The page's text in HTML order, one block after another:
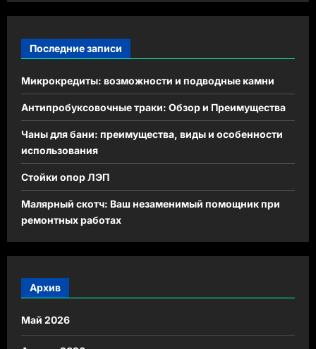
Последние записи
Микрокредиты: возможности и подводные камни
Антипробуксовочные траки: Обзор и Преимущества
Чаны для бани: преимущества, виды и особенности
использования
Стойки опор ЛЭП
Малярный скотч: Ваш незаменимый помощник при
ремонтных работах
Архив
Май 2026